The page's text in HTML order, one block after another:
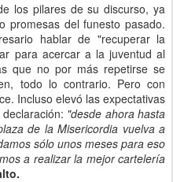
los pilares de su discurso, ya
promesas del funesto pasado.
hablar de "recuperar la
para acercar a la juventud al
que no por más repetirse se
todo lo contrario. Pero con
Incluso elevó las expectativas
"desde ahora hasta
de la Misericordia vuelva a
sólo unos meses para eso
a realizar la mejor cartelería